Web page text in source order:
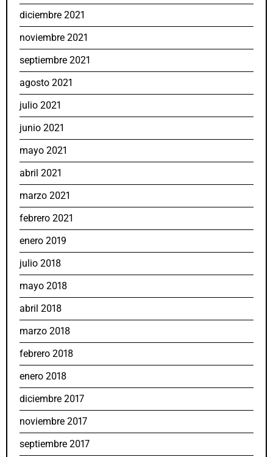
diciembre 2021
noviembre 2021
septiembre 2021
agosto 2021
julio 2021
junio 2021
mayo 2021
abril 2021
marzo 2021
febrero 2021
enero 2019
julio 2018
mayo 2018
abril 2018
marzo 2018
febrero 2018
enero 2018
diciembre 2017
noviembre 2017
septiembre 2017